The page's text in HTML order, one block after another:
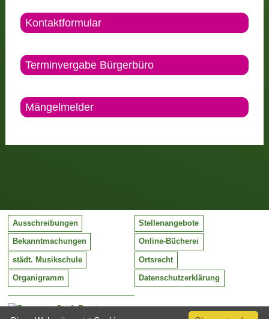
Kontaktformular
Terminvergabe Bürgerbüro
Mängelmelder
Stadt Barntrup
Ausschreibungen Stellenangebote
Bekanntmachungen Online-Bücherei
städt. Musikschule Ortsrecht
Organigramm Datenschutzerklärung